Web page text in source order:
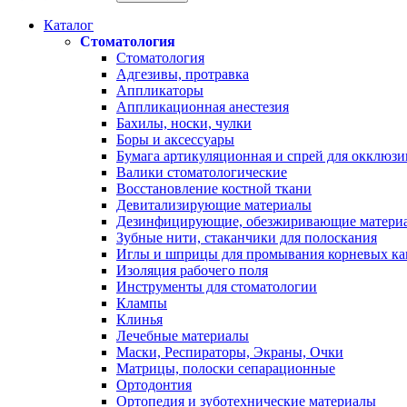
Каталог
Стоматология
Стоматология
Адгезивы, протравка
Аппликаторы
Аппликационная анестезия
Бахилы, носки, чулки
Боры и аксессуары
Бумага артикуляционная и спрей для
Валики стоматологические
Восстановление костной ткани
Девитализирующие материалы
Дезинфицирующие, обезжиривающие
Зубные нити, стаканчики для полоскания
Иглы и шприцы для промывания корневых
Изоляция рабочего поля
Инструменты для стоматологии
Клампы
Клинья
Лечебные материалы
Маски, Респираторы, Экраны, Очки
Матрицы, полоски сепарационные
Ортодонтия
Ортопедия и зуботехнические материалы